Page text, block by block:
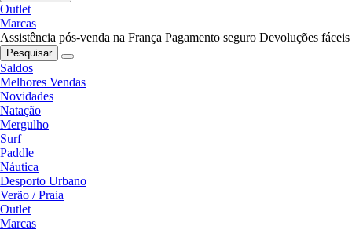
Outlet
Marcas
Assistência pós-venda na França Pagamento seguro Devoluções fáceis
Pesquisar
Saldos
Melhores Vendas
Novidades
Natação
Mergulho
Surf
Paddle
Náutica
Desporto Urbano
Verão / Praia
Outlet
Marcas